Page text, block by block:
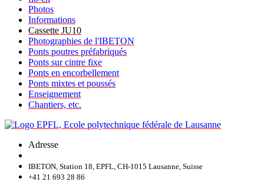
Photos
Informations
Cassette JU10
Photographies de l'IBETON
Ponts poutres préfabriqués
Ponts sur cintre fixe
Ponts en encorbellement
Ponts mixtes et poussés
Enseignement
Chantiers, etc.
Adresse
IBETON, Station 18, EPFL, CH-1015 Lausanne, Suisse
+41 21 693 28 86